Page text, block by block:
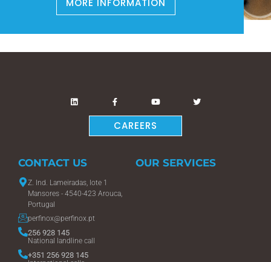
MORE INFORMATION
CAREERS
CONTACT US
Z. Ind. Lameiradas, lote 1
Mansores - 4540-423 Arouca,
Portugal
perfinox@perfinox.pt
256 928 145
National landline call
+351 256 928 145
OUR SERVICES